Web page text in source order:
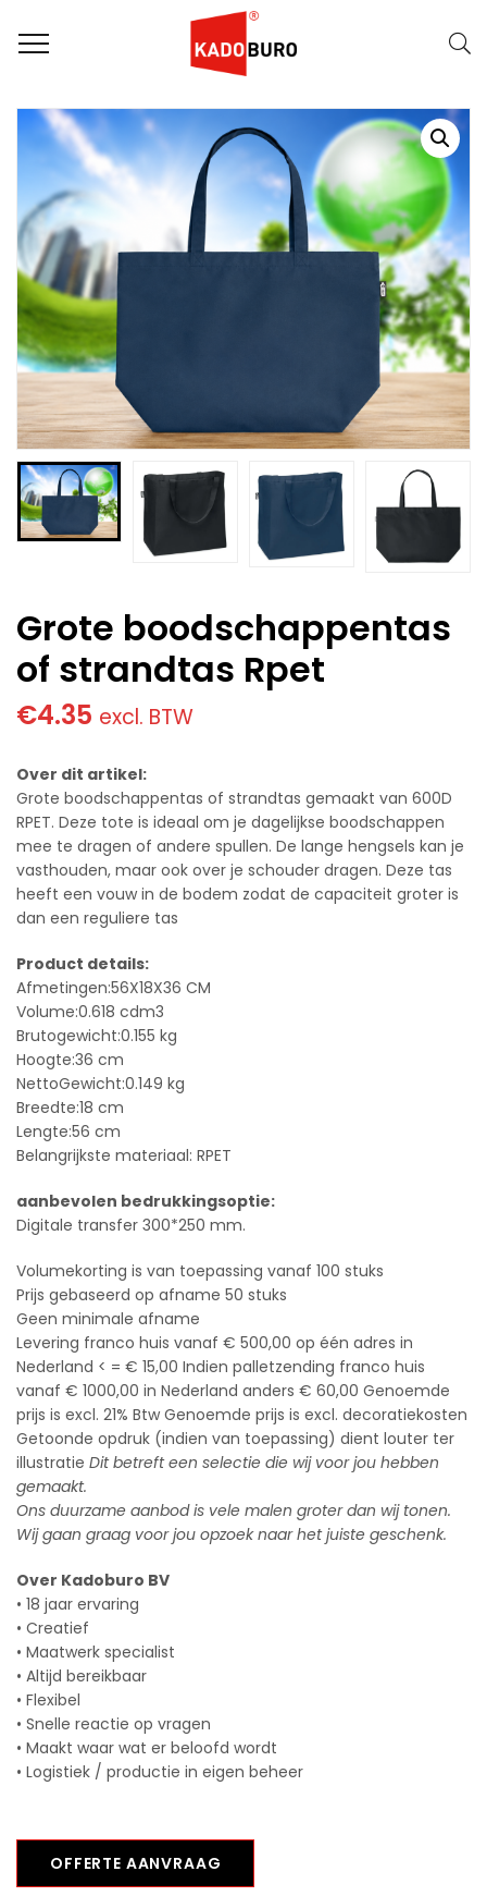
Home
Duurzame Geschenken
Grote boodschappentas of strandtas Rpet
Grote boodschappentas
of strandtas Rpet
€4.35 excl. BTW
Over dit artikel:
Grote boodschappentas of strandtas gemaakt van 600D
RPET. Deze tote is ideaal om je dagelijkse boodschappen
mee te dragen of andere spullen. De lange hengsels kan je
vasthouden, maar ook over je schouder dragen. Deze tas
heeft een vouw in de bodem zodat de capaciteit groter is
dan een reguliere tas
Product details:
Afmetingen:56X18X36 CM
Volume:0.618 cdm3
Brutogewicht:0.155 kg
Hoogte:36 cm
NettoGewicht:0.149 kg
Breedte:18 cm
Lengte:56 cm
Belangrijkste materiaal: RPET
aanbevolen bedrukkingsoptie:
Digitale transfer 300*250 mm.
Volumekorting is van toepassing vanaf 100 stuks
Prijs gebaseerd op afname 50 stuks
Geen minimale afname
Levering franco huis vanaf € 500,00 op één adres in
Nederland < = € 15,00 Indien palletzending franco huis
vanaf € 1000,00 in Nederland anders € 60,00 Genoemde
prijs is excl. 21% Btw Genoemde prijs is excl. decoratiekosten
Getoonde opdruk (indien van toepassing) dient louter ter
illustratie Dit betreft een selectie die wij voor jou hebben
gemaakt.
Ons duurzame aanbod is vele malen groter dan wij tonen.
Wij gaan graag voor jou opzoek naar het juiste geschenk.
Over Kadoburo BV
• 18 jaar ervaring
• Creatief
• Maatwerk specialist
• Altijd bereikbaar
• Flexibel
• Snelle reactie op vragen
• Maakt waar wat er beloofd wordt
• Logistiek / productie in eigen beheer
OFFERTE AANVRAAG